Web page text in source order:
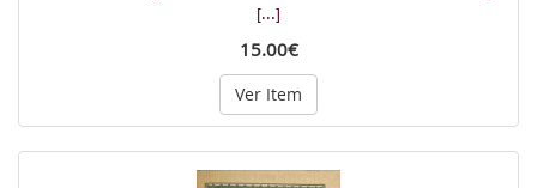
[...]
15.00€
Ver Item